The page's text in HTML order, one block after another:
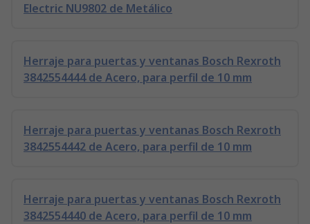
Electric NU9802 de Metálico
Herraje para puertas y ventanas Bosch Rexroth
3842554444 de Acero, para perfil de 10 mm
Herraje para puertas y ventanas Bosch Rexroth
3842554442 de Acero, para perfil de 10 mm
Herraje para puertas y ventanas Bosch Rexroth
3842554440 de Acero, para perfil de 10 mm